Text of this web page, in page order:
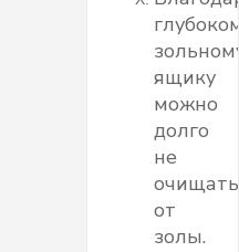
ящику
можно
долго
не
очищать
от
золы.